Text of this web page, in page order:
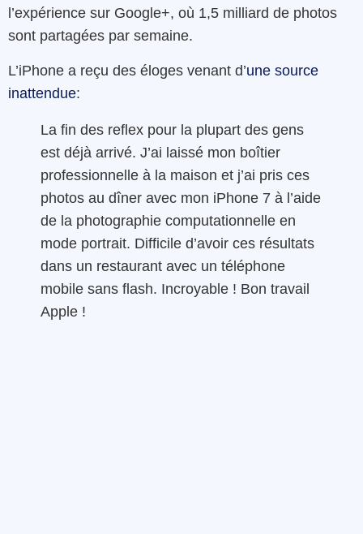
l’expérience sur Google+, où 1,5 milliard de photos
sont partagées par semaine.
L’iPhone a reçu des éloges venant d’une source
inattendue:
La fin des reflex pour la plupart des gens
est déjà arrivé. J’ai laissé mon boîtier
professionnelle à la maison et j’ai pris ces
photos au dîner avec mon iPhone 7 à l’aide
de la photographie computationnelle en
mode portrait. Difficile d’avoir ces résultats
dans un restaurant avec un téléphone
mobile sans flash. Incroyable ! Bon travail
Apple !